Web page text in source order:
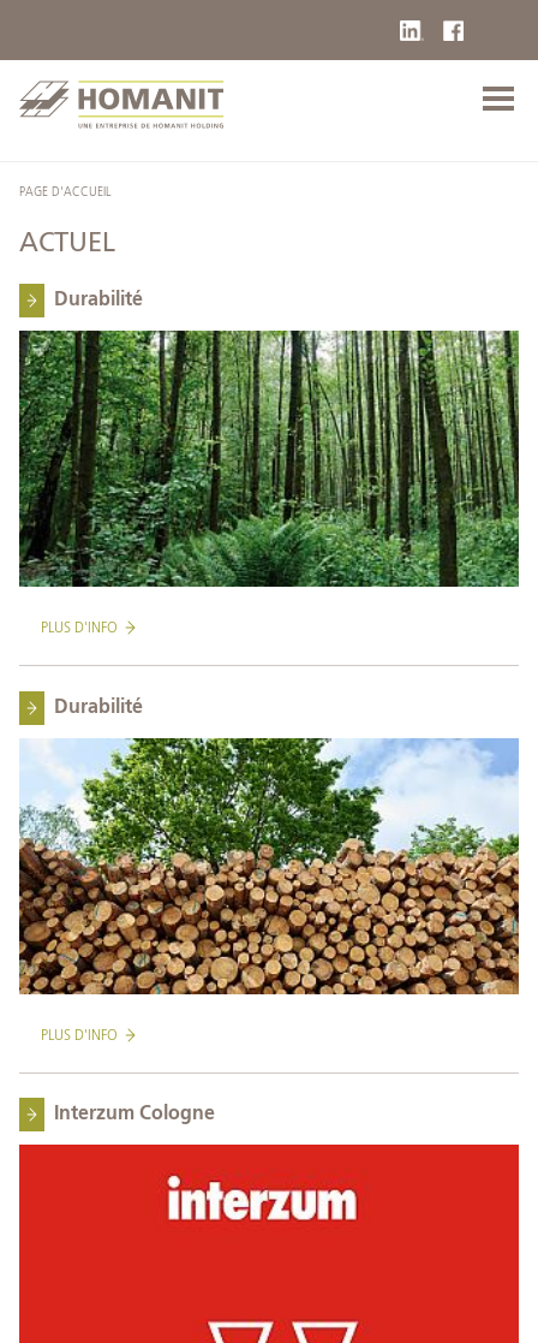
PAGE D'ACCUEIL
ACTUEL
Durabilité
PLUS D'INFO
Durabilité
PLUS D'INFO
Interzum Cologne